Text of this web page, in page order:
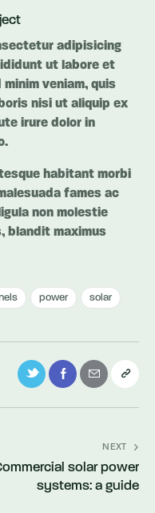
adipisicing
ut labore et
minim veniam, quis
nisi ut aliquip ex
irure dolor in
habitant morbi
fames ac
non molestie
blandit maximus
power solar
NEXT
solar power
systems: a guide